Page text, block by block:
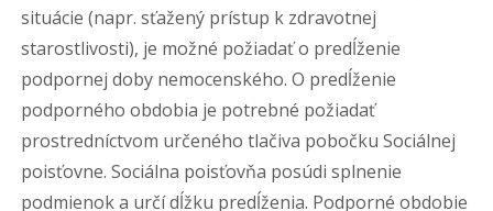
situácie (napr. sťažený prístup k zdravotnej
starostlivosti), je možné požiadať o predĺženie
podpornej doby nemocenského. O predĺženie
podporného obdobia je potrebné požiadať
prostredníctvom určeného tlačiva pobočku Sociálnej
poisťovne. Sociálna poisťovňa posúdi splnenie
podmienok a určí dĺžku predĺženia. Podporné obdobie